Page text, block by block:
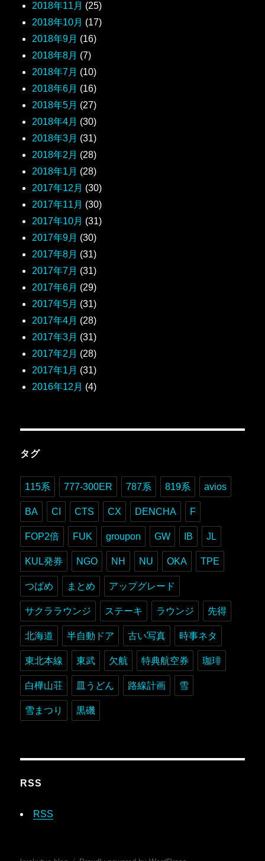
2018年11月 (25)
2018年10月 (17)
2018年9月 (16)
2018年8月 (7)
2018年7月 (10)
2018年6月 (16)
2018年5月 (27)
2018年4月 (30)
2018年3月 (31)
2018年2月 (28)
2018年1月 (28)
2017年12月 (30)
2017年11月 (30)
2017年10月 (31)
2017年9月 (30)
2017年8月 (31)
2017年7月 (31)
2017年6月 (29)
2017年5月 (31)
2017年4月 (28)
2017年3月 (31)
2017年2月 (28)
2017年1月 (31)
2016年12月 (4)
タグ
115系 777-300ER 787系 819系 avios
BA CI CTS CX DENCHA F
FOP2倍 FUK groupon GW IB JL
KUL発券 NGO NH NU OKA TPE
つばめ まとめ アップグレード
サクララウンジ ステーキ ラウンジ 先得
北海道 半自動ドア 古い写真 時事ネタ
東北本線 東武 欠航 特典航空券 珈琲
白樺山荘 皿うどん 路線計画 雪
雪まつり 黒磯
RSS
RSS